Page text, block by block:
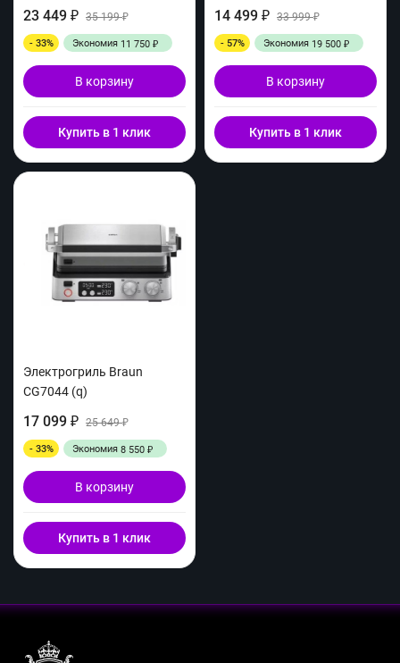
23 449 ₽ 35 199₽
- 33% Экономия 11 750 ₽
В корзину
Купить в 1 клик
14 499 ₽ 33 999₽
- 57% Экономия 19 500 ₽
В корзину
Купить в 1 клик
Электрогриль Braun
CG7044 (q)
17 099 ₽ 25 649₽
- 33% Экономия 8 550 ₽
В корзину
Купить в 1 клик